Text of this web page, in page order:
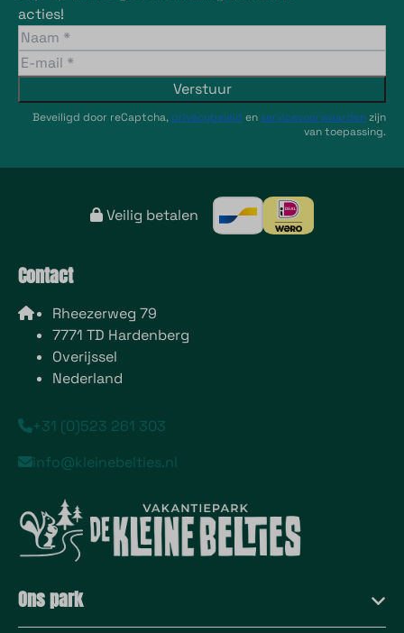
acties!
Verstuur
Beveiligd door reCaptcha, privacybeleid en servicevoorwaardenzijn
van toepassing.
Veilig betalen
Contact
Rheezerweg 79
7771 TD Hardenberg
Overijssel
Nederland
+31 (0)523 261 303
info@kleinebelties.nl
Ons park